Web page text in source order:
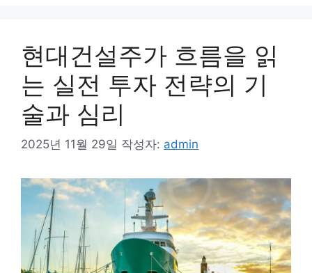
현대건설주가 흐름을 읽
는 실전 투자 전략의 기
술과 심리
2025년 11월 29일 작성자: admin